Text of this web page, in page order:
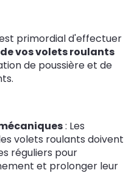
primordial d'effectuer
vos volets roulants
de poussière et de
: Les
volets roulants doivent
réguliers pour
et prolonger leur